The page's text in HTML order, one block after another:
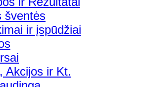
šventės
ir įspūdžiai
Akcijos ir Kt.